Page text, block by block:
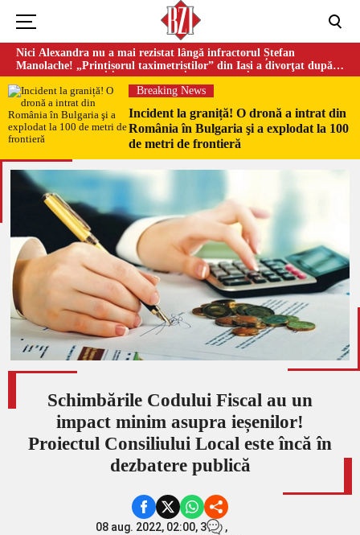
Nici Alexandra nu a mai rezistat lângă infractorul Ștefan
Manolache! „Prințișorul taximetriștilor” din Iași a divorţat după
doi ani de căsnicie
Breaking News
Incident la graniță! O dronă a intrat din
România în Bulgaria şi a explodat la 100
de metri de frontieră
Schimbările Codului Fiscal au un
impact minim asupra ieșenilor!
Proiectul Consiliului Local este încă în
dezbatere publică
08 aug. 2022, 02:00, 3
,